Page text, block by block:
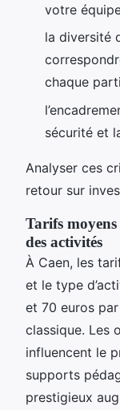
votre
la diversité
chaque
sécurité et
Analyser ces
retour sur
Tarifs
des activités
À Caen, les
et le type
et 70 euros
classique. Les
influencent le
supports
prestigieux